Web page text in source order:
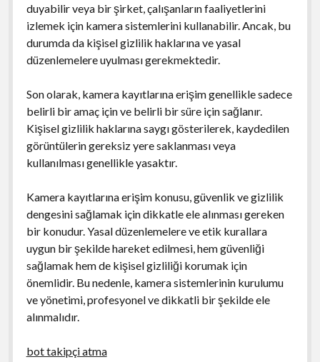
duyabilir veya bir şirket, çalışanların faaliyetlerini
izlemek için kamera sistemlerini kullanabilir. Ancak, bu
durumda da kişisel gizlilik haklarına ve yasal
düzenlemelere uyulması gerekmektedir.
Son olarak, kamera kayıtlarına erişim genellikle sadece
belirli bir amaç için ve belirli bir süre için sağlanır.
Kişisel gizlilik haklarına saygı gösterilerek, kaydedilen
görüntülerin gereksiz yere saklanması veya
kullanılması genellikle yasaktır.
Kamera kayıtlarına erişim konusu, güvenlik ve gizlilik
dengesini sağlamak için dikkatle ele alınması gereken
bir konudur. Yasal düzenlemelere ve etik kurallara
uygun bir şekilde hareket edilmesi, hem güvenliği
sağlamak hem de kişisel gizliliği korumak için
önemlidir. Bu nedenle, kamera sistemlerinin kurulumu
ve yönetimi, profesyonel ve dikkatli bir şekilde ele
alınmalıdır.
bot takipçi atma